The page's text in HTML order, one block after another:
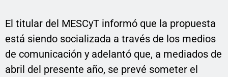
El titular del MESCyT informó que la propuesta
está siendo socializada a través de los medios
de comunicación y adelantó que, a mediados de
abril del presente año, se prevé someter el